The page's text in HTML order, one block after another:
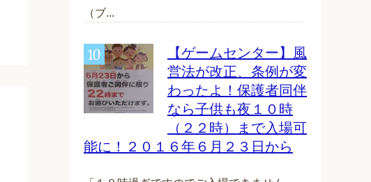
（ブ...
【ゲームセンター】風
営法が改正、条例が変
わったよ！保護者同伴
なら子供も夜１０時
（２２時）まで入場可
能に！２０１６年６月２３日から